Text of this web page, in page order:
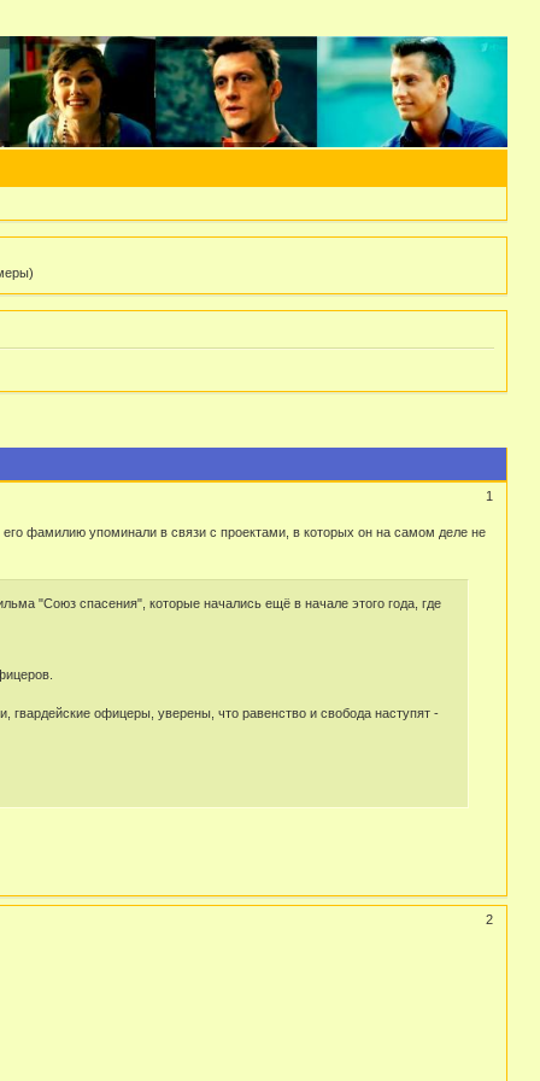
1
его фамилию упоминали в связи с проектами, в которых он на самом деле не
"Союз спасения", которые начались ещё в начале этого года, где
офицеры, уверены, что равенство и свобода наступят -
2